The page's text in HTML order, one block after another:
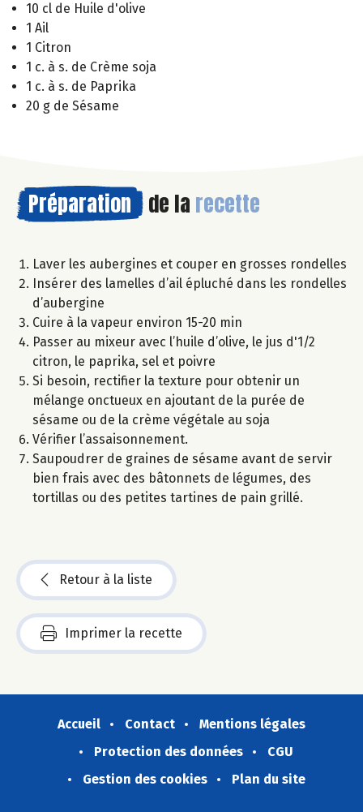
10 cl de Huile d'olive
1 Ail
1 Citron
1 c. à s. de Crème soja
1 c. à s. de Paprika
20 g de Sésame
Préparation de la recette
Laver les aubergines et couper en grosses rondelles
Insérer des lamelles d’ail épluché dans les rondelles
d’aubergine
Cuire à la vapeur environ 15-20 min
Passer au mixeur avec l’huile d’olive, le jus d'1/2
citron, le paprika, sel et poivre
Si besoin, rectifier la texture pour obtenir un
mélange onctueux en ajoutant de la purée de
sésame ou de la crème végétale au soja
Vérifier l’assaisonnement.
Saupoudrer de graines de sésame avant de servir
bien frais avec des bâtonnets de légumes, des
tortillas ou des petites tartines de pain grillé.
Retour à la liste
Imprimer la recette
Accueil Contact
Mentions légales
Protection des données
CGU
Gestion des cookies
Plan du site